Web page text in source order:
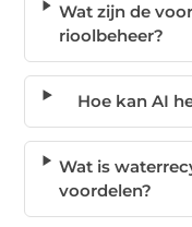
Wat zijn de
rioolbeheer?
Hoe kan AI
Wat is
voordelen?